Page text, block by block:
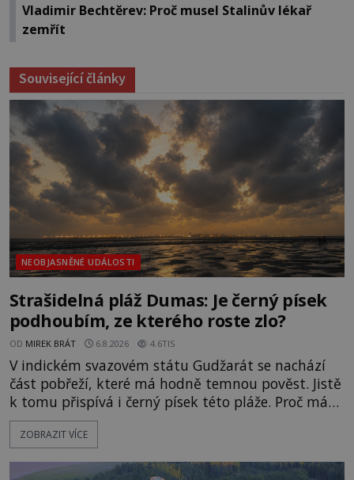
Vladimir Bechtěrev: Proč musel Stalinův lékař
zemřít
Související články
NEOBJASNĚNÉ UDÁLOSTI
Strašidelná pláž Dumas: Je černý písek
podhoubím, ze kterého roste zlo?
OD MIREK BRÁT 6.8.2026 4.6TIS
V indickém svazovém státu Gudžarát se nachází
část pobřeží, které má hodně temnou pověst. Jistě
k tomu přispívá i černý písek této pláže. Proč má
pláž takové netypické zbarvení? Nakolik jsou
pravdivé historky, že zde došlo k nevysvětlitelným
následovat. Vstupujeme na pláž Dumas ve městě
ZOBRAZIT VÍCE